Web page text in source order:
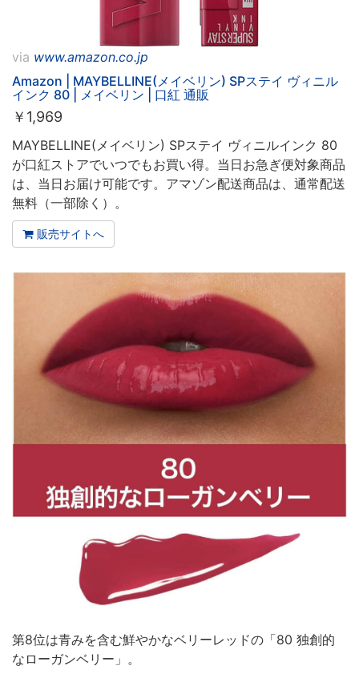
via www.amazon.co.jp
Amazon | MAYBELLINE(メイベリン) SPステイ ヴィニル
インク 80 | メイベリン | 口紅 通販
￥ 1,969
MAYBELLINE(メイベリン) SPステイ ヴィニルインク 80
が口紅ストアでいつでもお買い得。当日お急ぎ便対象商品
は、当日お届け可能です。アマゾン配送商品は、通常配送
無料（一部除く）。
販売サイトへ
第8位は青みを含む鮮やかなベリーレッドの「80 独創的
なローガンベリー」。